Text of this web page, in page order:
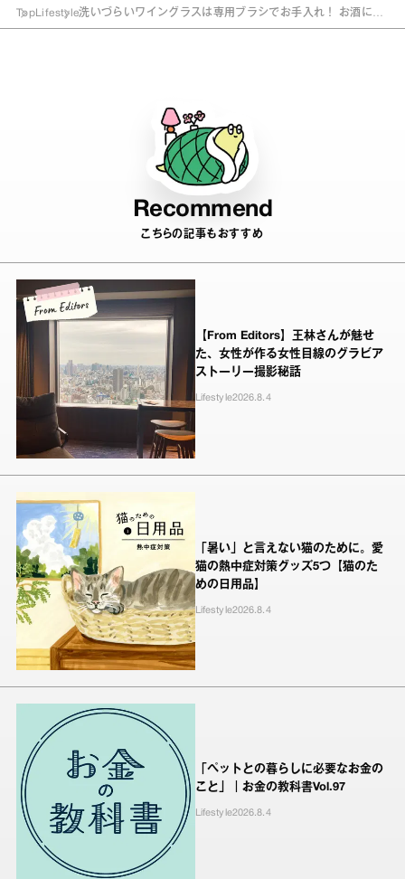
Top Lifestyle洗いづらいワイングラスは専用ブラシでお手入れ！ お酒にま
Recommend
こちらの記事もおすすめ
【From Editors】王林さんが魅せ
た、女性が作る女性目線のグラビア
ストーリー撮影秘話
Lifestyle2026.8.4
「暑い」と言えない猫のために。愛
猫の熱中症対策グッズ5つ【猫のた
めの日用品】
Lifestyle2026.8.4
「ペットとの暮らしに必要なお金の
こと」｜お金の教科書Vol.97
Lifestyle2026.8.4